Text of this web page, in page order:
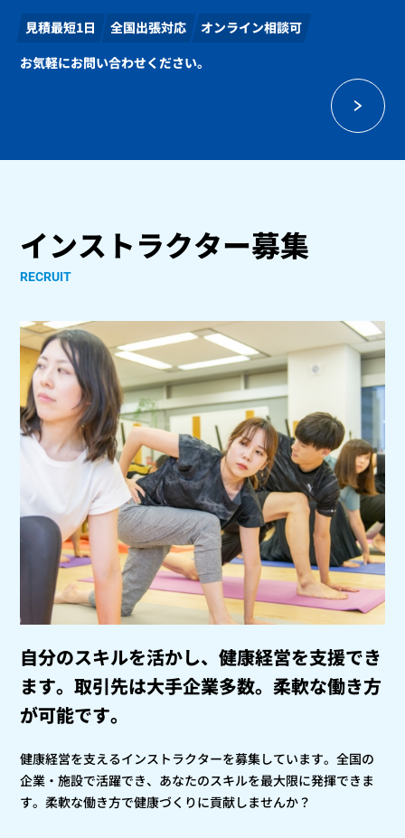
見積最短1日 全国出張対応
オンライン相談可
お気軽にお問い合わせください。
インストラクター募集
RECRUIT
自分のスキルを活かし、健康経営を支援でき
ます。取引先は大手企業多数。柔軟な働き方
が可能です。
健康経営を支えるインストラクターを募集しています。全国の
企業・施設で活躍でき、あなたのスキルを最大限に発揮できま
す。柔軟な働き方で健康づくりに貢献しませんか？